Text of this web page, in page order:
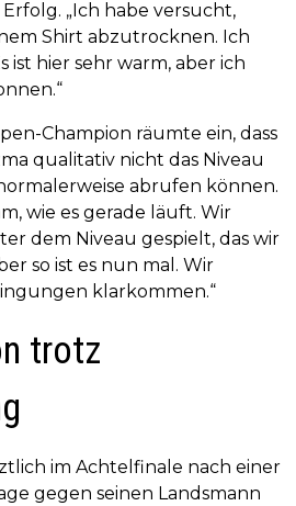
„Ich habe versucht,
Shirt abzutrocknen. Ich
ist hier sehr warm, aber ich
Champion räumte ein, dass
qualitativ nicht das Niveau
abrufen können.
wie es gerade läuft. Wir
dem Niveau gespielt, das wir
so ist es nun mal. Wir
klarkommen.“
trotz
im Achtelfinale nach einer
gegen seinen Landsmann